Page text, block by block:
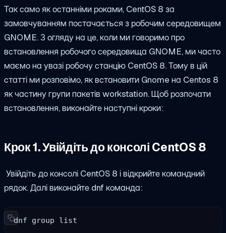
Так само як останніми роками, CentOS 8 за
замовчуванням постачається з робочим середовищем
GNOME. З огляду на це, коли ми говоримо про
встановлення робочого середовища GNOME, ми часто
маємо на увазі робочу станцію CentOS 8. Тому в цій
статті ми розповімо, як встановити Gnome на Centos 8
як частину групи пакетів workstation. Щоб розпочати
встановлення, виконайте наступні кроки:
Крок 1. Увійдіть до консолі CentOS 8
Увійдіть до консолі CentOS 8 і відкрийте командний
рядок. Далі виконайте dnf команда:
dnf group list